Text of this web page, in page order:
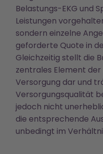
Belastungs-EKG und
Leistungen
sondern einzelne
geforderte Quote in
Gleichzeitig stellt die
zentrales Element
Versorgung dar und
Versorgungsqualität
jedoch nicht
die entsprechende
unbedingt im